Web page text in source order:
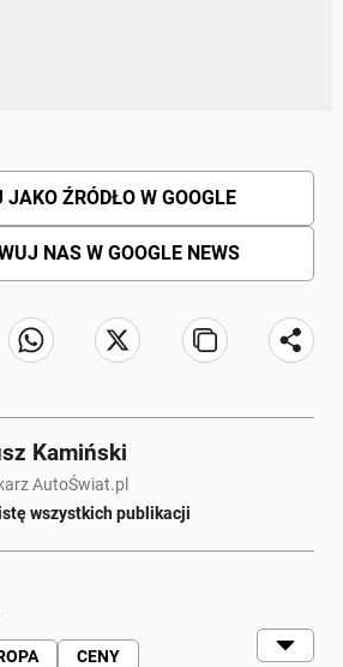
JAKO ŹRÓDŁO W GOOGLE
NAS W GOOGLE NEWS
Kamiński
AutoŚwiat.pl
wszystkich publikacji
CENY